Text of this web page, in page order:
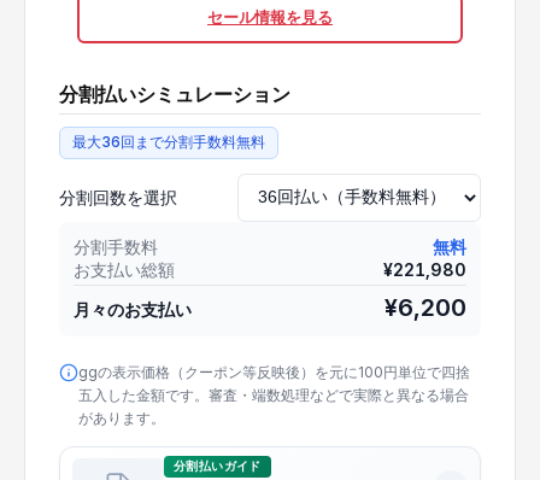
セール情報を見る
分割払いシミュレーション
最大36回まで分割手数料無料
分割回数を選択
分割手数料
無料
お支払い総額
¥221,980
月々のお支払い
¥6,200
ggの表示価格（クーポン等反映後）を元に100円単位で四捨
五入した金額です。審査・端数処理などで実際と異なる場合
があります。
分割払いガイド